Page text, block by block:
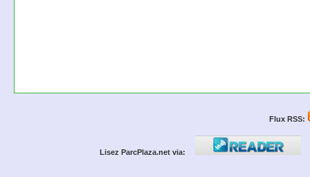
Flux RSS:
Lisez ParcPlaza.net via: